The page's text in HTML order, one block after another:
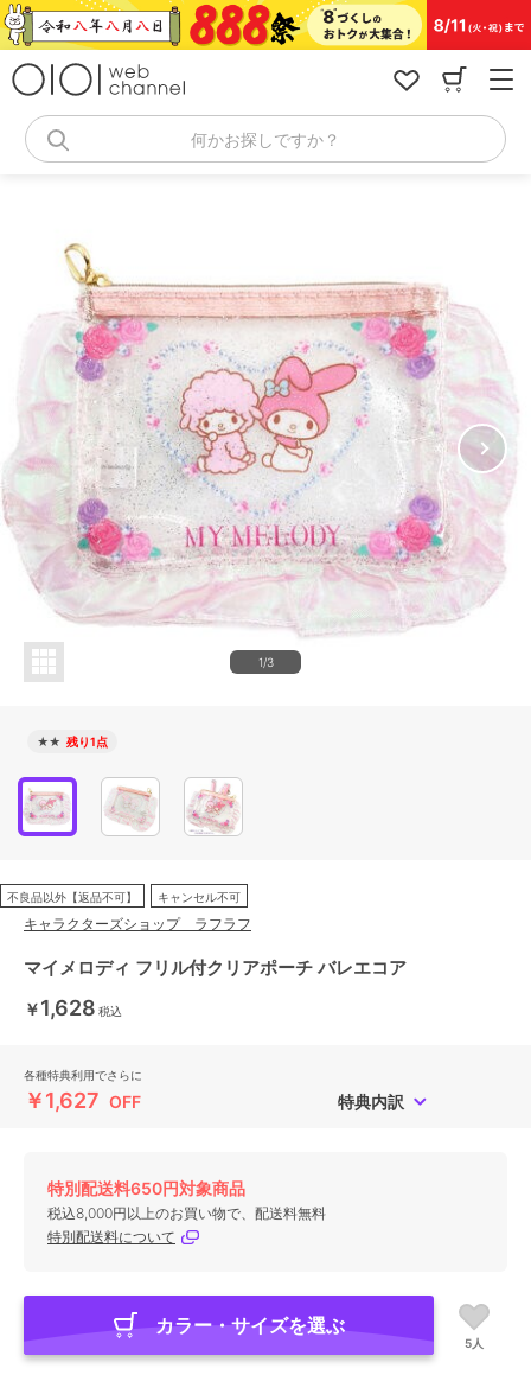
コ
ン
何かお探しですか？
1/3
★★ 残り1点
不良品以外【返品不可】 キャンセル不可
キャラクターズショップ ラフラフ
マイメロディ フリル付クリアポーチ バレエコア
￥1,628 税込
各種特典利用でさらに
￥1,627 OFF 特典内訳
特別配送料650円対象商品
税込8,000円以上のお買い物で、配送料無料
特別配送料について
カラー・サイズを選ぶ
5人